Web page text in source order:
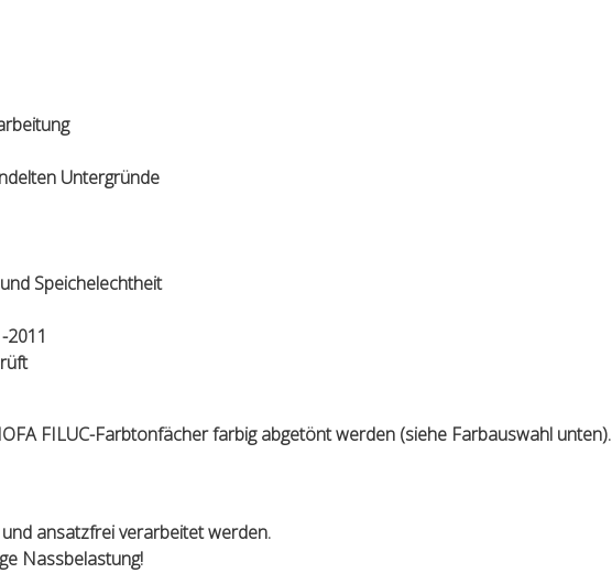
Untergründe
Speichelechtheit
FILUC-Farbtonfächer farbig abgetönt werden (siehe Farbauswahl unten).
ansatzfrei verarbeitet werden.
Nassbelastung!